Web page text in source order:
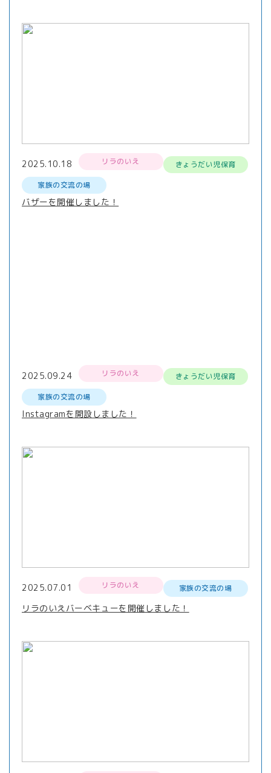
2025.10.18 リラのいえ
きょうだい児保育
家族の交流の場
バザーを開催しました！
2025.09.24 リラのいえ
きょうだい児保育
家族の交流の場
Instagramを開設しました！
2025.07.01 リラのいえ 家族の交流の場
リラのいえバーベキューを開催しました！